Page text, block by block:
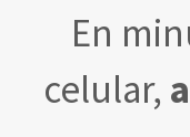
En
celular,